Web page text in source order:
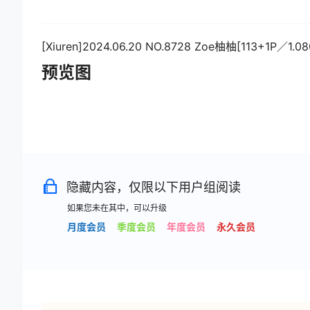
[Xiuren]2024.06.20 NO.8728 Zoe柚柚[113+1P／
预览图
隐藏内容，仅限以下用户组阅读
如果您未在其中，可以升级
月度会员 季度会员 年度会员 永久会员